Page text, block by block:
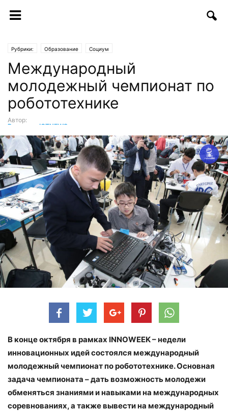
Рубрики: Образование Социум
Международный
молодежный чемпионат по
робототехнике
Автор:
Редакция ICTNEWS
В конце октября в рамках INNOWEEK – недели
инновационных идей состоялся международный
молодежный чемпионат по робототехнике. Основная
задача чемпионата – дать возможность молодежи
обменяться знаниями и навыками на международных
соревнованиях, а также вывести на международный